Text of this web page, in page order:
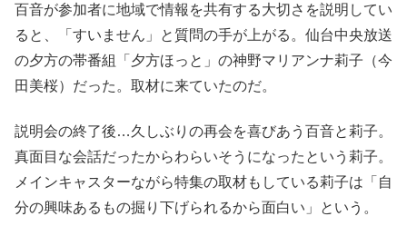
百音が参加者に地域で情報を共有する大切さを説明してい
ると、「すいません」と質問の手が上がる。仙台中央放送
の夕方の帯番組「夕方ほっと」の神野マリアンナ莉子（今
田美桜）だった。取材に来ていたのだ。
説明会の終了後…久しぶりの再会を喜びあう百音と莉子。
真面目な会話だったからわらいそうになったという莉子。
メインキャスターながら特集の取材もしている莉子は「自
分の興味あるもの掘り下げられるから面白い」という。